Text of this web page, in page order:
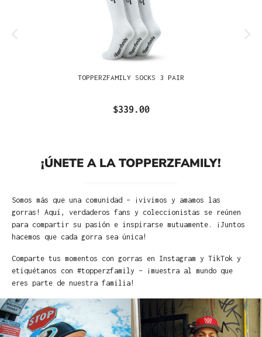
TOPPERZFAMILY SOCKS 3 PAIR
$339.00
¡ÚNETE A LA TOPPERZFAMILY!
Somos más que una comunidad – ¡vivimos y amamos las
gorras! Aquí, verdaderos fans y coleccionistas se reúnen
para compartir su pasión e inspirarse mutuamente. ¡Juntos
hacemos que cada gorra sea única!
Comparte tus momentos con gorras en Instagram y TikTok y
etiquétanos con #topperzfamily – ¡muestra al mundo que
eres parte de nuestra familia!